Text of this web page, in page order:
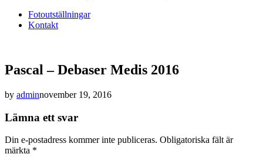
Fotoutställningar
Kontakt
Pascal – Debaser Medis 2016
by adminnovember 19, 2016
Lämna ett svar
Din e-postadress kommer inte publiceras. Obligatoriska fält är
märkta *